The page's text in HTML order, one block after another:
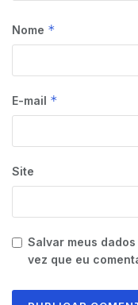
Nome *
E-mail *
Site
Salvar meus
vez que eu